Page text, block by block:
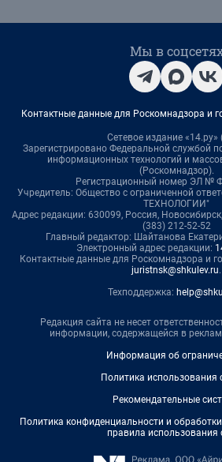
Мы в
Контактные данные для Роскомнадзора и
Сетевое издание «14.ру»
Зарегистрировано Федеральной службой
информационных технологий и
(Роскомнадзор).
Регистрационный номер ЭЛ №
Учредитель: Общество с ограниченной
ТЕХНОЛОГИИ"
Адрес редакции: 630099, Россия,
(383) 212-52-52
Главный редактор: Шайтанова
Электронный адрес редакции:
Контактные данные для Роскомнадзора и
juristnsk@shkulev.ru.
Техподдержка:
Редакция сайта не несет
информации, содержащейся в
Информация об
Политика использования
Рекомендательные
Политика конфиденциальности и
правила использования